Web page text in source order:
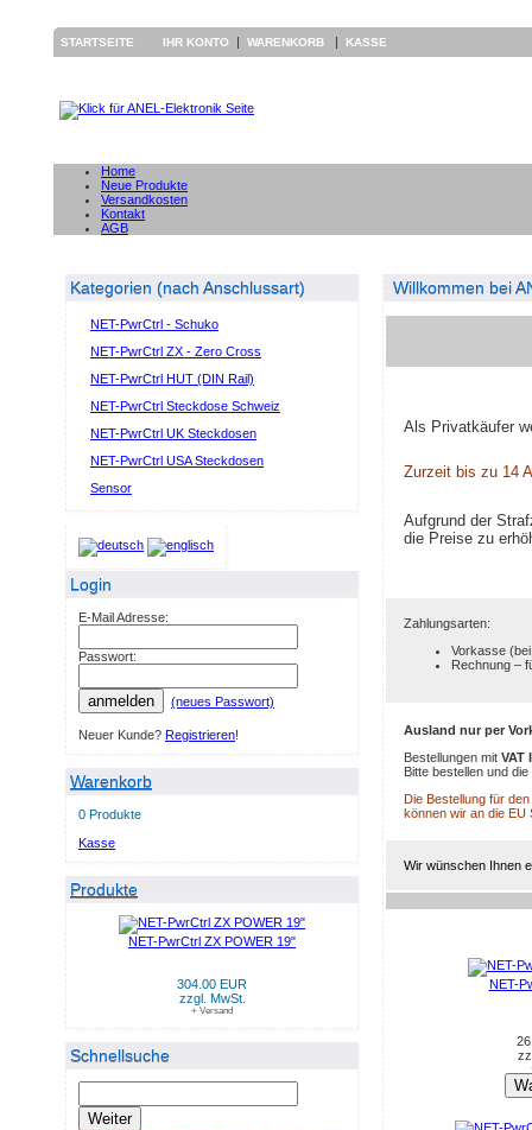
STARTSEITE IHR KONTO | WARENKORB | KASSE
Home
Neue Produkte
Versandkosten
Kontakt
AGB
Kategorien (nach Anschlussart)
NET-PwrCtrl - Schuko
NET-PwrCtrl ZX - Zero Cross
NET-PwrCtrl HUT (DIN Rail)
NET-PwrCtrl Steckdose Schweiz
NET-PwrCtrl UK Steckdosen
NET-PwrCtrl USA Steckdosen
Sensor
Login
E-Mail Adresse:
Passwort:
anmelden (neues Passwort)
Neuer Kunde? Registrieren!
Warenkorb
0 Produkte
Kasse
Produkte
NET-PwrCtrl ZX POWER 19"
304.00 EUR
zzgl. MwSt.
+ Versand
Schnellsuche
Weiter
Willkommen bei
Als Privatkäufer
Zurzeit bis zu 14
Aufgrund der
die Preise zu
Zahlungsarten:
Vorkasse
Rechnung –
Ausland nur per
Bestellungen mit VAT
Bitte bestellen und
Die Bestellung für
können wir an die
Wir wünschen Ihnen
NET-